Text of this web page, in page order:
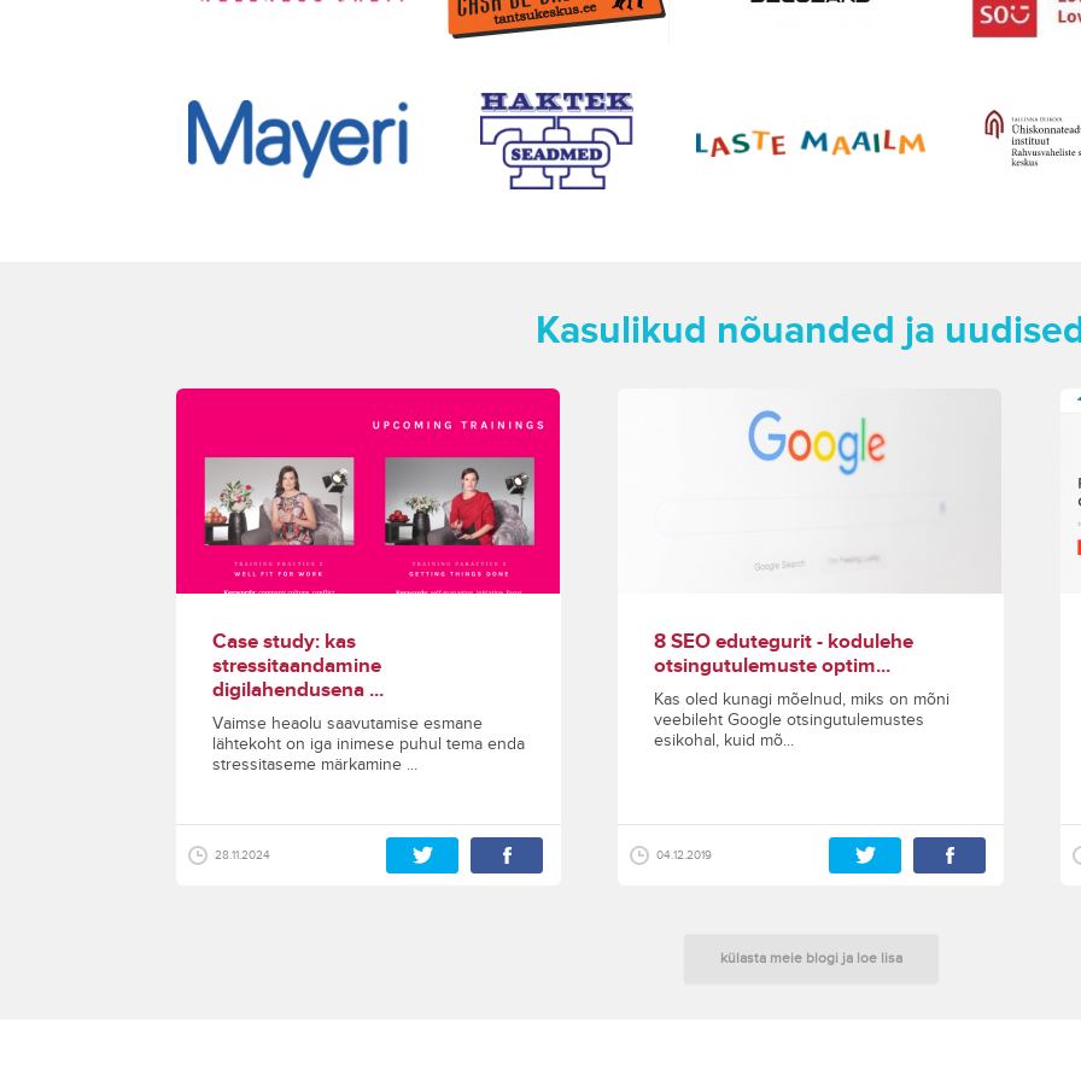
Kasulikud nõuanded ja
Case study: kas
stressitaandamine
digilahendusena ...
Vaimse heaolu saavutamise esmane
lähtekoht on iga inimese puhul tema enda
stressitaseme märkamine ...
28.11.2024
8 SEO edutegurit - kodulehe
otsingutulemuste optim...
Kas oled kunagi mõelnud, miks on mõni
veebileht Google otsingutulemustes
esikohal, kuid mõ...
04.12.2019
külasta meie blogi ja loe lisa